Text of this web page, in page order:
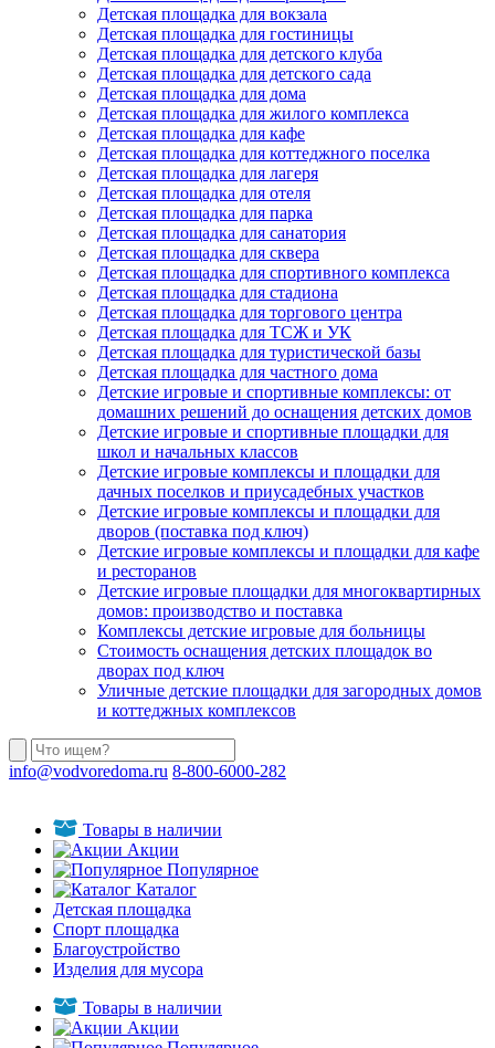
Детская площадка для вокзала
Детская площадка для гостиницы
Детская площадка для детского клуба
Детская площадка для детского сада
Детская площадка для дома
Детская площадка для жилого комплекса
Детская площадка для кафе
Детская площадка для коттеджного поселка
Детская площадка для лагеря
Детская площадка для отеля
Детская площадка для парка
Детская площадка для санатория
Детская площадка для сквера
Детская площадка для спортивного комплекса
Детская площадка для стадиона
Детская площадка для торгового центра
Детская площадка для ТСЖ и УК
Детская площадка для туристической базы
Детская площадка для частного дома
Детские игровые и спортивные комплексы: от
домашних решений до оснащения детских домов
Детские игровые и спортивные площадки для
школ и начальных классов
Детские игровые комплексы и площадки для
дачных поселков и приусадебных участков
Детские игровые комплексы и площадки для
дворов (поставка под ключ)
Детские игровые комплексы и площадки для кафе
и ресторанов
Детские игровые площадки для многоквартирных
домов: производство и поставка
Комплексы детские игровые для больницы
Стоимость оснащения детских площадок во
дворах под ключ
Уличные детские площадки для загородных домов
и коттеджных комплексов
info@vodvoredoma.ru 8-800-6000-282
Товары в наличии
Акции
Популярное
Каталог
Детская площадка
Спорт площадка
Благоустройство
Изделия для мусора
Товары в наличии
Акции